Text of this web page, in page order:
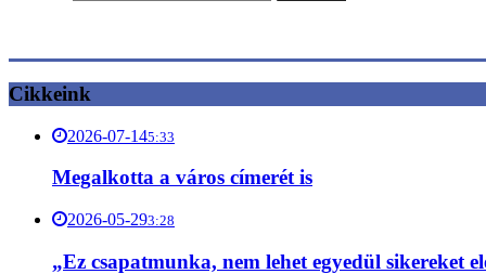
Cikkeink
2026-07-145:33
Megalkotta a város címerét is
2026-05-293:28
„Ez csapatmunka, nem lehet egyedül sikereket